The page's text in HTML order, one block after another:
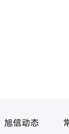
旭信动态